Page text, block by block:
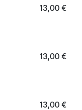
13,00€
13,00€
13,00€